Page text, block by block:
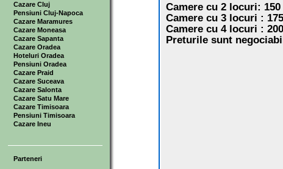
Cazare Cluj
Pensiuni Cluj-Napoca
Cazare Maramures
Cazare Moneasa
Cazare Sapanta
Cazare Oradea
Hoteluri Oradea
Pensiuni Oradea
Cazare Praid
Cazare Suceava
Cazare Salonta
Cazare Satu Mare
Cazare Timisoara
Pensiuni Timisoara
Cazare Ineu
Parteneri
Camere cu 2 locuri: 150
Camere cu 3 locuri :
Camere cu 4 locuri :
Preturile sunt